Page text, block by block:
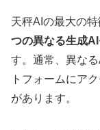
天秤AIの最大の特
つの異なる生成
す。通常、異な
トフォームにア
があります。